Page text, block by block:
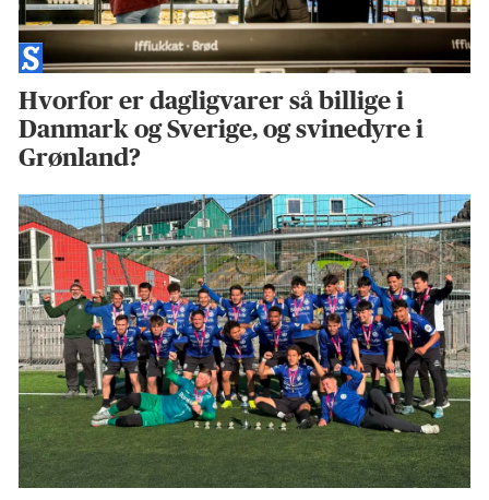
Hvorfor er dagligvarer så billige i
Danmark og Sverige, og svinedyre i
Grønland?